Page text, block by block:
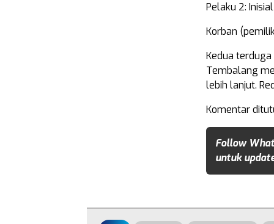
Pelaku 2:
Korban
Kedua
Tembalang
lebih lanjut.
Komentar
Follow
untuk